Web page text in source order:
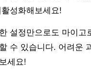
성화해보세요!
설정만으로도 마이고
수 있습니다. 어려운
세요!